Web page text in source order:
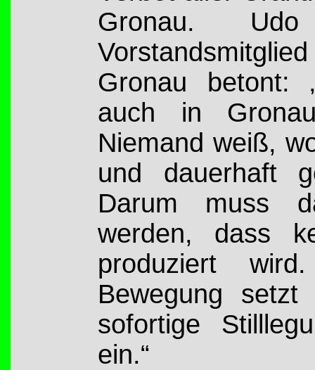
Gronau.
Gronau betont:
auch in
Niemand weiß,
und dauerhaft
Darum muss
werden, dass
produziert
Bewegung
sofortige
ein.“